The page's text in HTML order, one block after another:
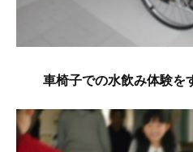
車椅子での水飲み体験を